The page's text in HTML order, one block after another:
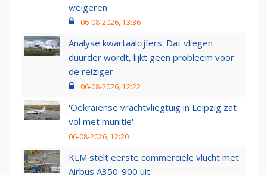
weigeren
06-08-2026, 13:36
Analyse kwartaalcijfers: Dat vliegen
duurder wordt, lijkt geen probleem voor
de reiziger
06-08-2026, 12:22
'Oekraïense vrachtvliegtuig in Leipzig zat
vol met munitie'
06-08-2026, 12:20
KLM stelt eerste commerciële vlucht met
Airbus A350-900 uit